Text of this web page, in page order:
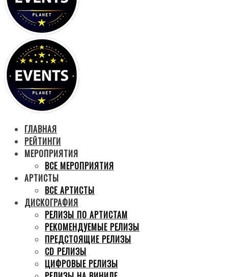
ГЛАВНАЯ
РЕЙТИНГИ
МЕРОПРИЯТИЯ
ВСЕ МЕРОПРИЯТИЯ
АРТИСТЫ
ВСЕ АРТИСТЫ
ДИСКОГРАФИЯ
РЕЛИЗЫ ПО АРТИСТАМ
РЕКОМЕНДУЕМЫЕ РЕЛИЗЫ
ПРЕДСТОЯЩИЕ РЕЛИЗЫ
CD РЕЛИЗЫ
ЦИФРОВЫЕ РЕЛИЗЫ